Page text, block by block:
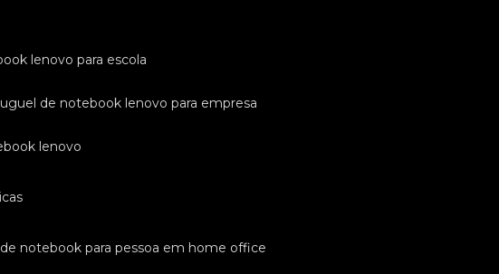
lenovo para escola
de notebook lenovo para empresa
lenovo
de notebook para pessoa em home office